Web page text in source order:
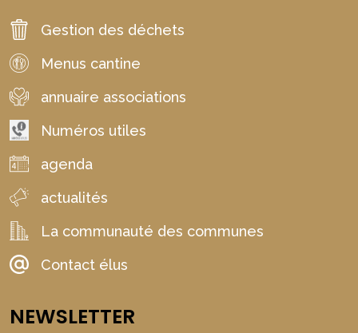
Gestion des déchets
Menus cantine
annuaire associations
Numéros utiles
agenda
actualités
La communauté des communes
Contact élus
NEWSLETTER